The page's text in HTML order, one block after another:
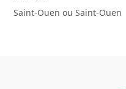
Saint-Ouen ou Saint-Ouen